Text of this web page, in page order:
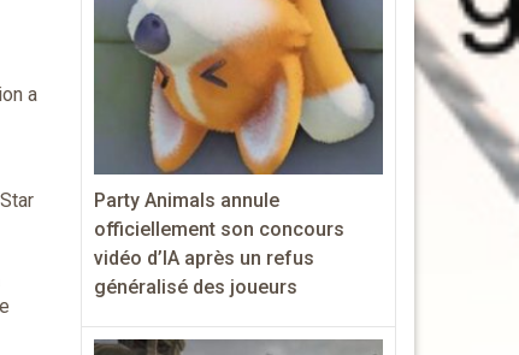
a
Party Animals annule
officiellement son concours
vidéo d’IA après un refus
généralisé des joueurs